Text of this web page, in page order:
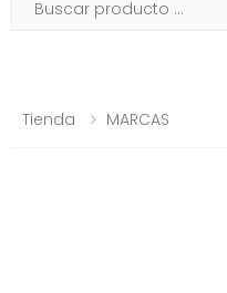
Tienda MARCAS